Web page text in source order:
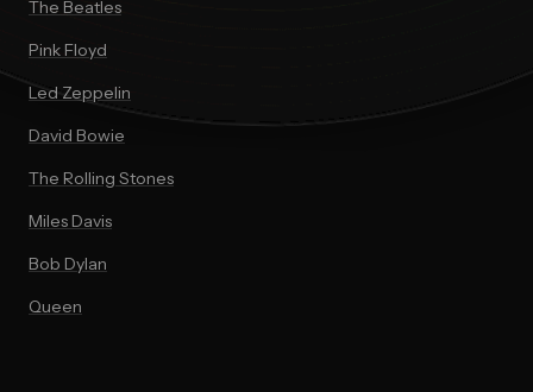
The Beatles
Pink Floyd
Led Zeppelin
David Bowie
The Rolling Stones
Miles Davis
Bob Dylan
Queen